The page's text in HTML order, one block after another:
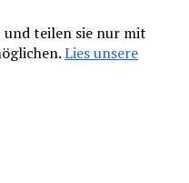
teilen sie nur mit
Lies unsere